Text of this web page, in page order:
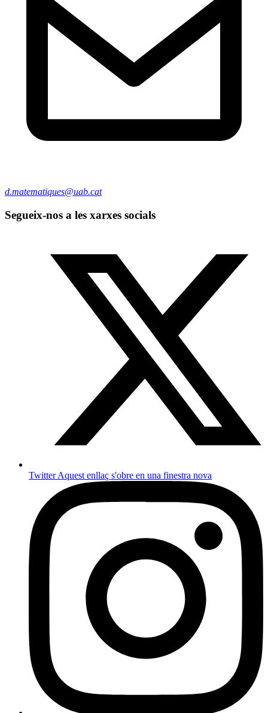
d.matematiques@uab.cat
Segueix-nos a les xarxes socials
TwitterAquest enllaç s'obre en una finestra nova